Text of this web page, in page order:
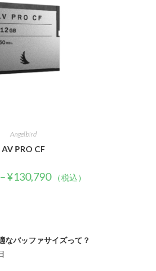
Angelbird
AV PRO CF
¥130,790 （税込）
なバッファサイズって？